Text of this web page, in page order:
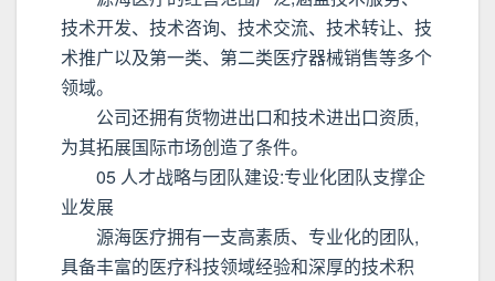
技术开发、技术咨询、技术交流、技术转让、技
术推广以及第一类、第二类医疗器械销售等多个
领域。
公司还拥有货物进出口和技术进出口资质,
为其拓展国际市场创造了条件。
05 人才战略与团队建设:专业化团队支撑企
业发展
源海医疗拥有一支高素质、专业化的团队,
具备丰富的医疗科技领域经验和深厚的技术积